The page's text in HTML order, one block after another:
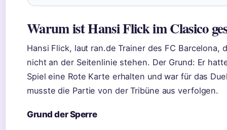
Warum ist Hansi Flick im Clasico
Hansi Flick, laut ran.de Trainer des FC Barcelona,
nicht an der Seitenlinie stehen. Der Grund: Er
Spiel eine Rote Karte erhalten und war für das
musste die Partie von der Tribüne aus verfolgen.
Grund der Sperre